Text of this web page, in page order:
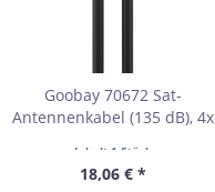
Goobay 70672 Sat-
Antennenkabel (135 dB), 4x
Inhalt 1 Stück
18,06 € *